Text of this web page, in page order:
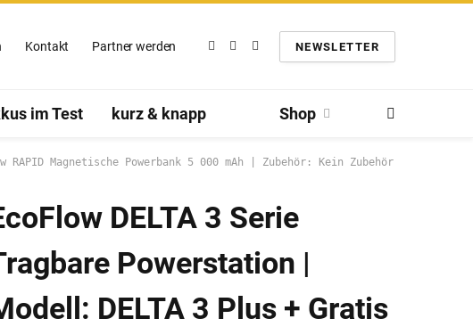
Kontakt Partner werden
Facebook
TwitterInstagram
NEWSLETTER
im Test kurz & knapp Shop
Magnetische Powerbank 5 000 mAh | Zubehör: Kein Zubehör
DELTA 3 Serie
Powerstation |
DELTA 3 Plus + Gratis